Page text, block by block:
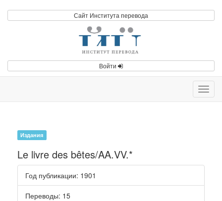
Сайт Института перевода
Войти
Издания
Le livre des bêtes/AA.VV.*
Год публикации: 1901
Переводы: 15